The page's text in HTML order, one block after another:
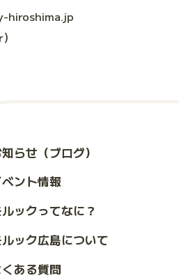
hiroshima.jp
らせ（ブログ）
ント情報
ックってなに？
ック広島について
ある質問